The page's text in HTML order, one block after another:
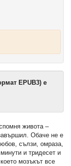
EPUB3) е
живота –
Обаче не е
сълзи, омраза,
и тридесет и
мозъкът все